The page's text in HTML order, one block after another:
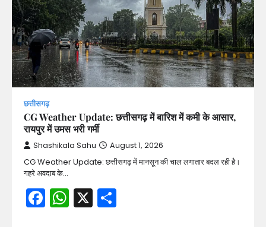
छत्तीसगढ़
CG Weather Update: छत्तीसगढ़ में बारिश में कमी के आसार,
रायपुर में उमस भरी गर्मी
Shashikala Sahu August 1, 2026
CG Weather Update: छत्तीसगढ़ में मानसून की चाल लगातार बदल रही है।
गहरे अवदाब के…
Facebook
WhatsApp
X